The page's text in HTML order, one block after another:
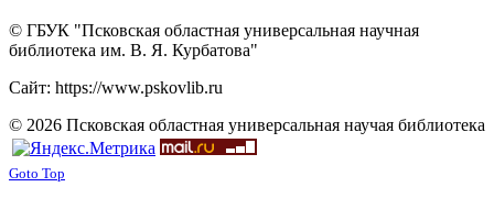
© ГБУК "Псковская областная универсальная научная
библиотека им. В. Я. Курбатова"
Сайт: https://www.pskovlib.ru
© 2026 Псковская областная универсальная научая библиотека
Goto Top